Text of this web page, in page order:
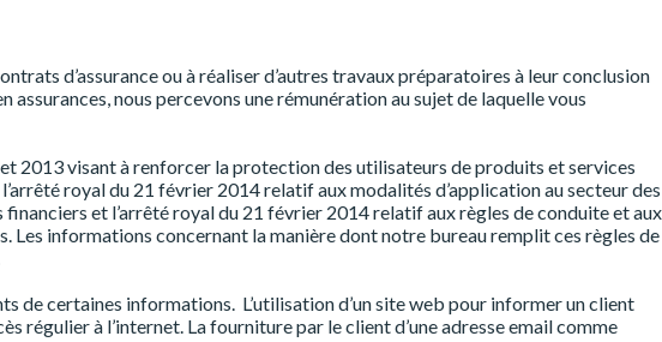
d’assurance ou à réaliser d’autres travaux préparatoires à leur conclusion
nous percevons une rémunération au sujet de laquelle vous
2013 visant à renforcer la protection des utilisateurs de produits et services
royal du 21 février 2014 relatif aux modalités d’application au secteur des
et l’arrêté royal du 21 février 2014 relatif aux règles de conduite et aux
Les informations concernant la manière dont notre bureau remplit ces règles de
de certaines informations. L’utilisation d’un site web pour informer un client
régulier à l’internet. La fourniture par le client d’une adresse email comme